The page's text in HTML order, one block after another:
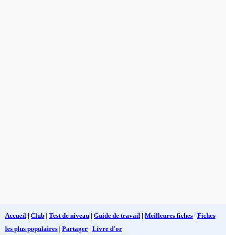
Accueil | Club | Test de niveau | Guide de travail | Meilleures fiches | Fiches
les plus populaires | Partager | Livre d'or